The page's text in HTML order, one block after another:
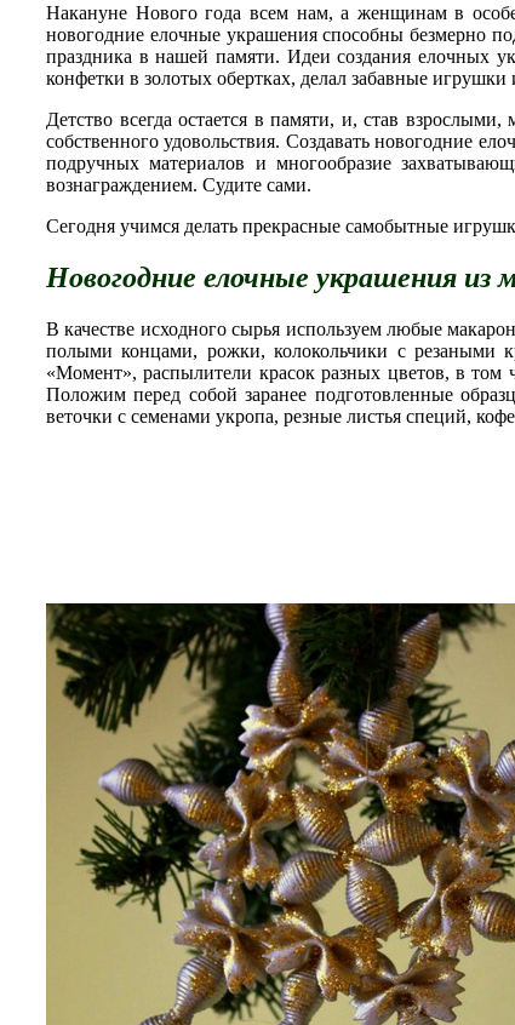
Накануне Нового года всем нам, а женщинам в
новогодние елочные украшения способны безмерно
праздника в нашей памяти. Идеи создания елочных
конфетки в золотых обертках, делал забавные
Детство всегда остается в памяти, и, став
собственного удовольствия. Создавать новогодние
подручных материалов и многообразие
вознаграждением. Судите сами.
Сегодня учимся делать прекрасные самобытные
Новогодние елочные украшения из
В качестве исходного сырья используем любые
полыми концами, рожки, колокольчики с резаными
«Момент», распылители красок разных цветов, в
Положим перед собой заранее подготовленные
веточки с семенами укропа, резные листья специй,